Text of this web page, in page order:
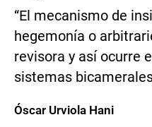
“El mecanismo de
hegemonía o
revisora y así ocurre
sistemas
Óscar Urviola Hani